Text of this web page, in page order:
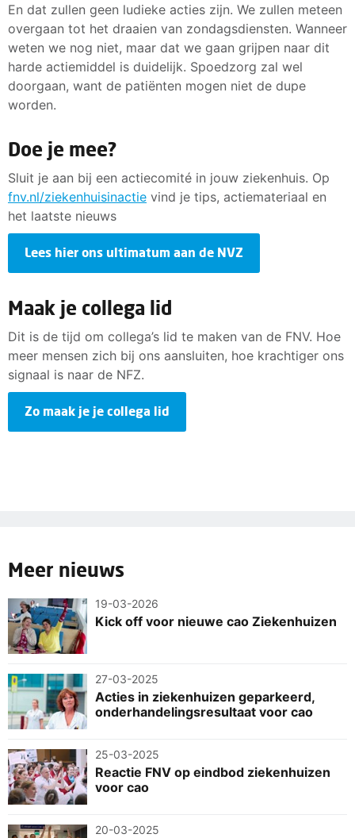
En dat zullen geen ludieke acties zijn. We zullen meteen
overgaan tot het draaien van zondagsdiensten. Wanneer
weten we nog niet, maar dat we gaan grijpen naar dit
harde actiemiddel is duidelijk. Spoedzorg zal wel
doorgaan, want de patiënten mogen niet de dupe
worden.
Doe je mee?
Sluit je aan bij een actiecomité in jouw ziekenhuis. Op
fnv.nl/ziekenhuisinactie vind je tips, actiemateriaal en
het laatste nieuws
Lees hier ons ultimatum aan de NVZ
Maak je collega lid
Dit is de tijd om collega’s lid te maken van de FNV. Hoe
meer mensen zich bij ons aansluiten, hoe krachtiger ons
signaal is naar de NFZ.
Zo maak je je collega lid
Meer nieuws
19-03-2026
Kick off voor nieuwe cao Ziekenhuizen
27-03-2025
Acties in ziekenhuizen geparkeerd,
onderhandelingsresultaat voor cao
25-03-2025
Reactie FNV op eindbod ziekenhuizen
voor cao
20-03-2025